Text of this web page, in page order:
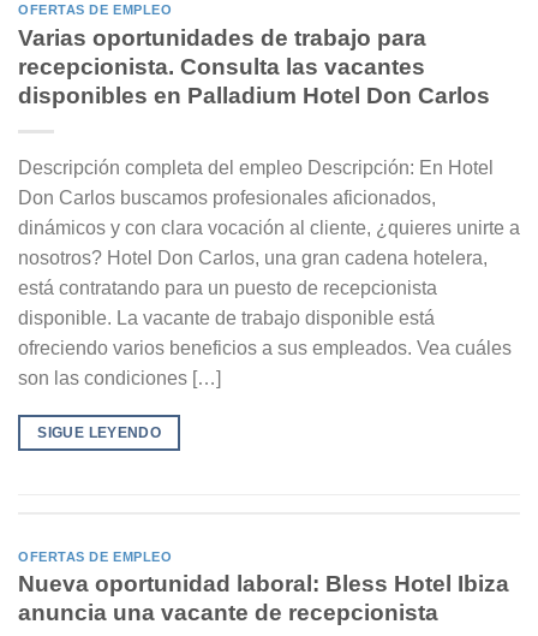
OFERTAS DE EMPLEO
Varias oportunidades de trabajo para
recepcionista. Consulta las vacantes
disponibles en Palladium Hotel Don Carlos
Descripción completa del empleo Descripción: En Hotel
Don Carlos buscamos profesionales aficionados,
dinámicos y con clara vocación al cliente, ¿quieres unirte a
nosotros? Hotel Don Carlos, una gran cadena hotelera,
está contratando para un puesto de recepcionista
disponible. La vacante de trabajo disponible está
ofreciendo varios beneficios a sus empleados. Vea cuáles
son las condiciones […]
SIGUE LEYENDO
OFERTAS DE EMPLEO
Nueva oportunidad laboral: Bless Hotel Ibiza
anuncia una vacante de recepcionista